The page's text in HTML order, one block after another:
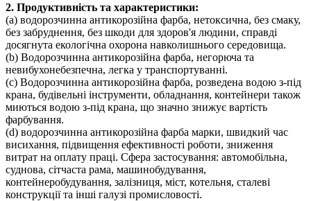
2. Продуктивність та характеристики:
(a) водорозчинна антикорозійна фарба, нетоксична, без смаку,
без забруднення, без шкоди для здоров'я людини, справді
досягнута екологічна охорона навколишнього середовища.
(b) Водорозчинна антикорозійна фарба, негорюча та
невибухонебезпечна, легка у транспортуванні.
(c) Водорозчинна антикорозійна фарба, розведена водою з-під
крана, будівельні інструменти, обладнання, контейнери також
миються водою з-під крана, що значно знижує вартість
фарбування.
(d) водорозчинна антикорозійна фарба марки, швидкий час
висихання, підвищення ефективності роботи, зниження
витрат на оплату праці. Сфера застосування: автомобільна,
суднова, сітчаста рама, машинобудування,
контейнеробудування, залізниця, міст, котельня, сталеві
конструкції та інші галузі промисловості.